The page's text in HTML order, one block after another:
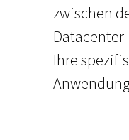
zwischen
Ihre